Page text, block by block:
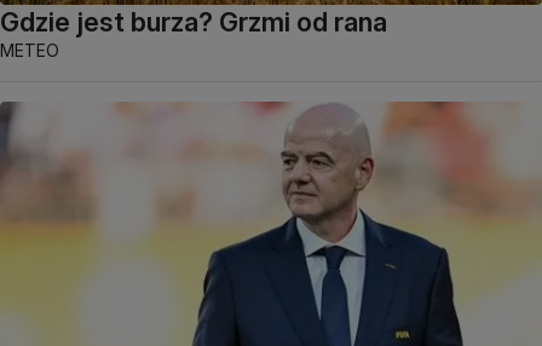
Gdzie jest burza? Grzmi od rana
METEO